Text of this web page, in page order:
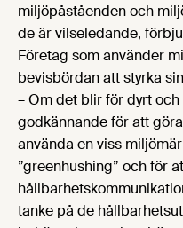
miljöpåståenden och
de är vilseledande,
Företag som använder
bevisbördan att styrka
– Om det blir för dyrt
godkännande för att
använda en viss
”greenhushing” och för
tanke på de